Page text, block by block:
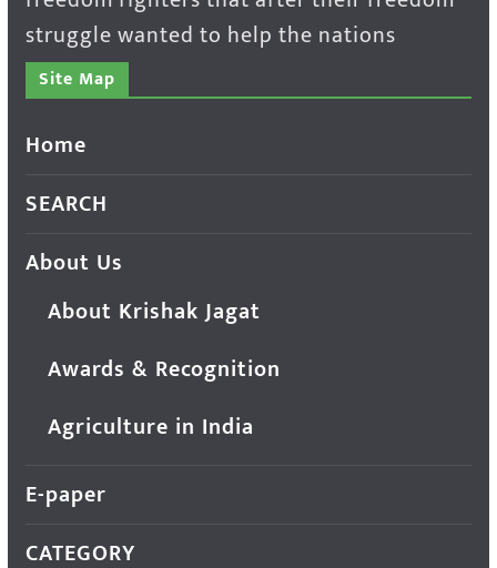
struggle wanted to help the nations
Site Map
Home
SEARCH
About Us
About Krishak Jagat
Awards & Recognition
Agriculture in India
E-paper
CATEGORY